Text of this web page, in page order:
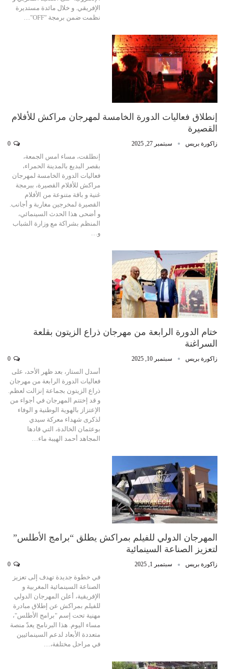
الإفريقي. و خلال مائدة مستديرة
نظمت ضمن برمجة "OFF"…
إنطلاق فعاليات الدورة الخامسة لمهرجان مراكش للأفلام
القصيرة
زاكورة بريس سبتمبر 27, 2025
إنطلقت، مساء امس الجمعة،
بقصر البديع بالمدينة الحمراء،
فعاليات الدورة الخامسة لمهرجان
مراكش للأفلام القصيرة، ببرمجة
غنية و باقة متنوعة من الأفلام
القصيرة لمخرجين مغاربة و أجانب.
و أضحى هذا الحدث السينمائي،
المنظم بشراكة مع وزارة الشباب
و…
ختام الدورة الرابعة من مهرجان ذراع الزيتون بقلعة
السراغنة
زاكورة بريس سبتمبر 10, 2025
أسدل الستار، بعد ظهر الأحد، على
فعاليات الدورة الرابعة من مهرجان
ذراع الزيتون بجماعة إنزالت لعظم.
و قد إختتم المهرجان في أجواء من
الإعتزاز بالهوية الوطنية و الوفاء
لذكرى شهداء معركة سيدي
بوعثمان الخالدة، التي قادها
المجاهد أحمد الهيبة ماء…
المهرجان الدولي للفيلم بمراكش يطلق “برامج الأطلس”
لتعزيز الصناعة السينمائية
زاكورة بريس سبتمبر 1, 2025
في خطوة جديدة تهدف إلى تعزيز
الصناعة السينمائية المغربية و
الإفريقية، أعلن المهرجان الدولي
للفيلم بمراكش عن إطلاق مبادرة
مهنية تحت إسم "برامج الأطلس"،
مساء اليوم. هذا البرنامج يعدّ منصة
متعددة الأبعاد لدعم السينمائيين
في مراحل مختلفة،…